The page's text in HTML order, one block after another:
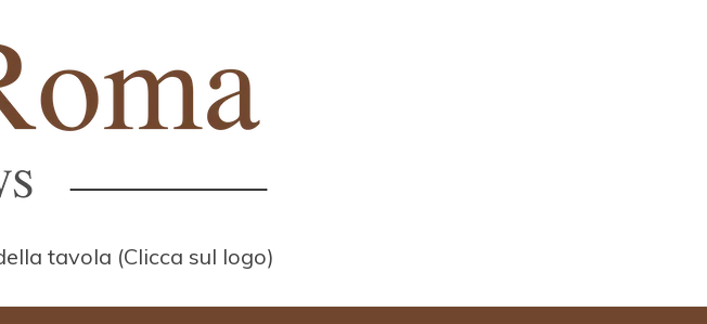
tavola (Clicca sul logo)